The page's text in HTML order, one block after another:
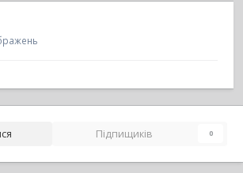
Підпищиків 0